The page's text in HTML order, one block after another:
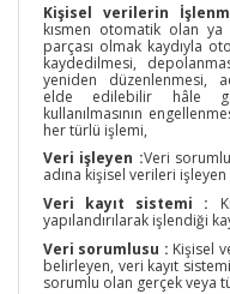
Kişisel verilerin
kısmen otomatik olan
parçası olmak kaydıyla
kaydedilmesi,
yeniden düzenlenmesi,
elde edilebilir hâle
kullanılmasının
her türlü işlemi,
Veri işleyen :Veri
adına kişisel verileri
Veri kayıt sistemi :
yapılandırılarak işlendiği
Veri sorumlusu : Kişisel
belirleyen, veri kayıt
sorumlu olan gerçek veya